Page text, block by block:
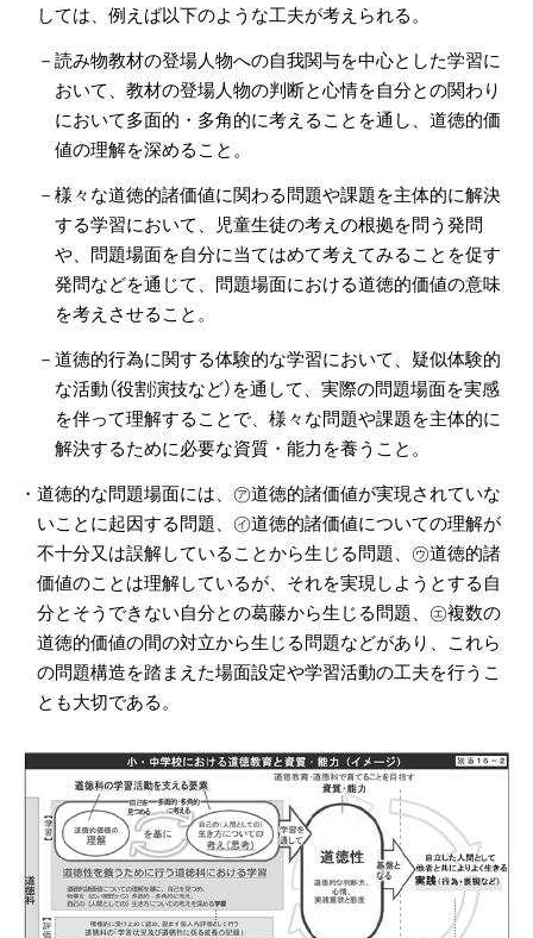
しては、例えば以下のような工夫が考えられる。
－読み物教材の登場人物への自我関与を中心とした学習に
おいて、教材の登場人物の判断と心情を自分との関わり
において多面的・多角的に考えることを通し、道徳的価
値の理解を深めること。
－様々な道徳的諸価値に関わる問題や課題を主体的に解決
する学習において、児童生徒の考えの根拠を問う発問
や、問題場面を自分に当てはめて考えてみることを促す
発問などを通じて、問題場面における道徳的価値の意味
を考えさせること。
－道徳的行為に関する体験的な学習において、疑似体験的
な活動（役割演技など）を通して、実際の問題場面を実感
を伴って理解することで、様々な問題や課題を主体的に
解決するために必要な資質・能力を養うこと。
・道徳的な問題場面には、㋐道徳的諸価値が実現されていな
いことに起因する問題、㋑道徳的諸価値についての理解が
不十分又は誤解していることから生じる問題、㋒道徳的諸
価値のことは理解しているが、それを実現しようとする自
分とそうできない自分との葛藤から生じる問題、㋓複数の
道徳的価値の間の対立から生じる問題などがあり、これら
の問題構造を踏まえた場面設定や学習活動の工夫を行うこ
とも大切である。